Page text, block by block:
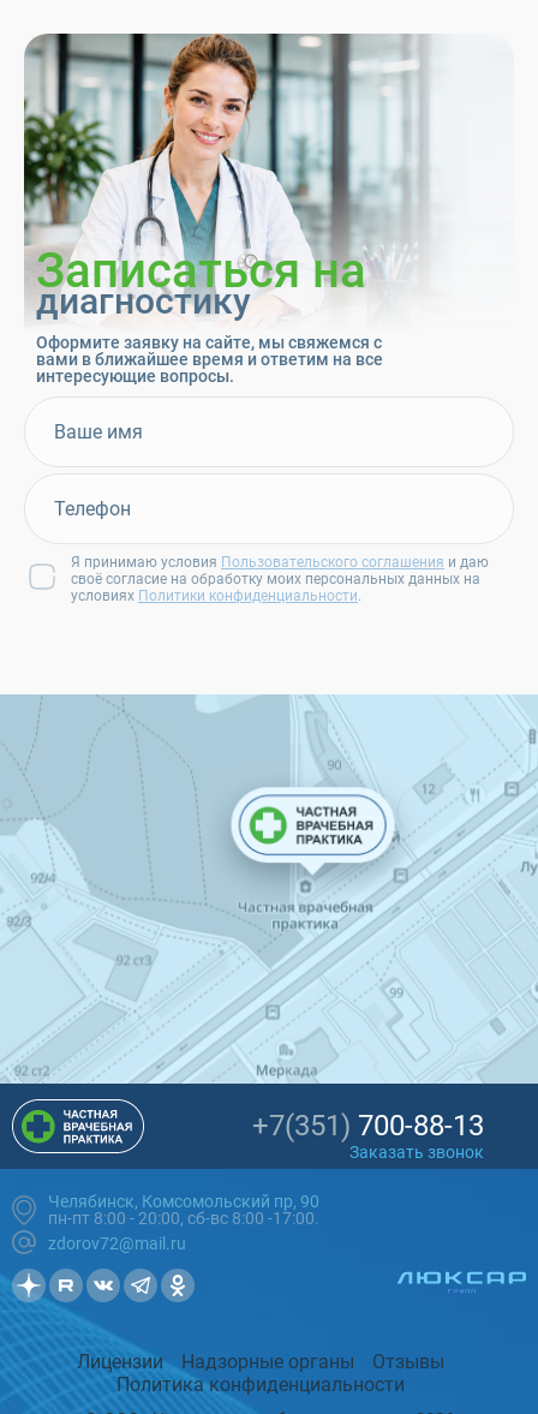
Записаться на
диагностику
Оформите заявку на сайте, мы свяжемся с
вами в ближайшее время и ответим на все
интересующие вопросы.
Я принимаю условия Пользовательского соглашения и даю
своё согласие на обработку моих персональных данных на
условиях Политики конфиденциальности.
+7(351) 700-88-13
Заказать звонок
Челябинск, Комсомольский пр, 90
пн-пт 8:00 - 20:00, сб-вс 8:00 -17:00.
zdorov72@mail.ru
Лицензии Надзорные органы
Отзывы
Политика конфиденциальности